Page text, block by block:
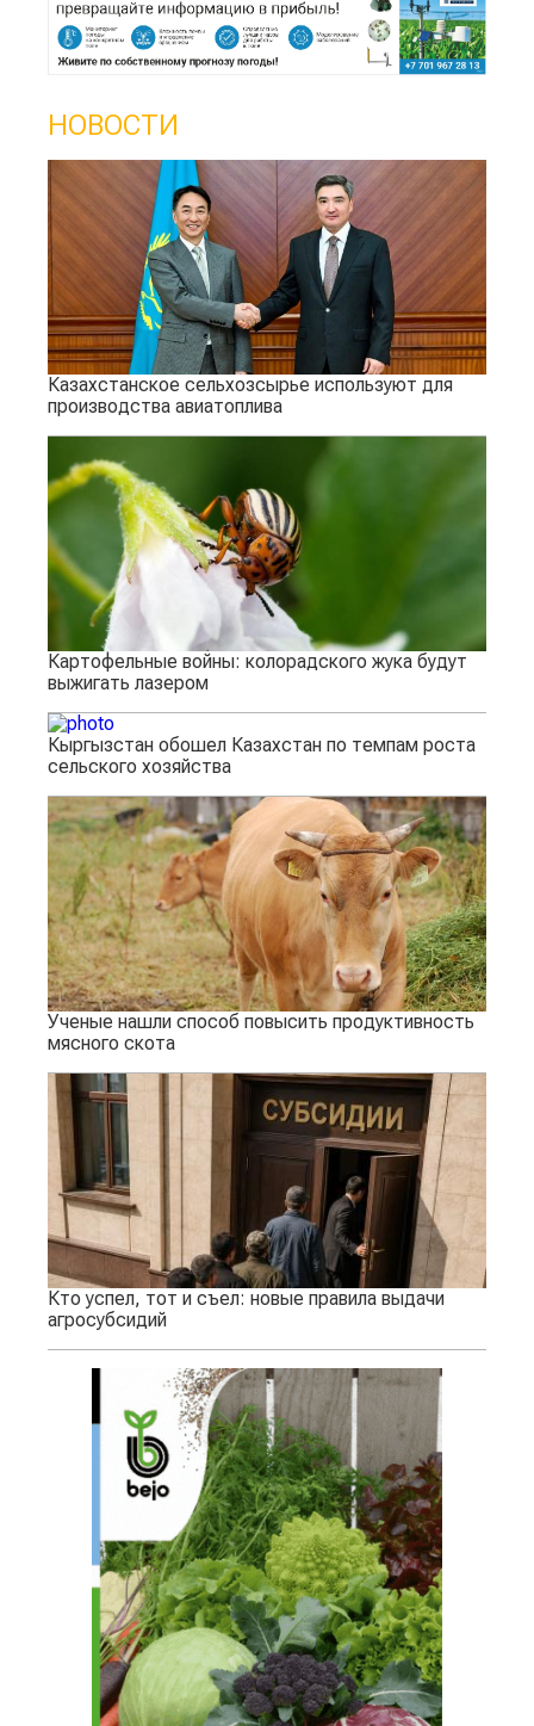
НОВОСТИ
Казахстанское сельхозсырье используют для
производства авиатоплива
Картофельные войны: колорадского жука будут
выжигать лазером
Кыргызстан обошел Казахстан по темпам роста
сельского хозяйства
Ученые нашли способ повысить продуктивность
мясного скота
Кто успел, тот и съел: новые правила выдачи
агросубсидий